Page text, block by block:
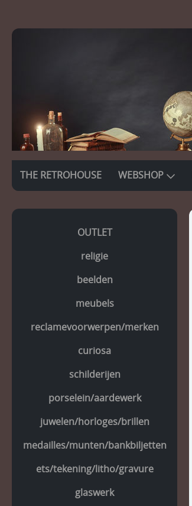
THE RETROHOUSE WEBSHOP
OUTLET
religie
beelden
meubels
reclamevoorwerpen/merken
curiosa
schilderijen
porselein/aardewerk
juwelen/horloges/brillen
medailles/munten/bankbiljetten
ets/tekening/litho/gravure
glaswerk